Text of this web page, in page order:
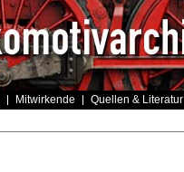
Mitwirkende Quellen & Literatur